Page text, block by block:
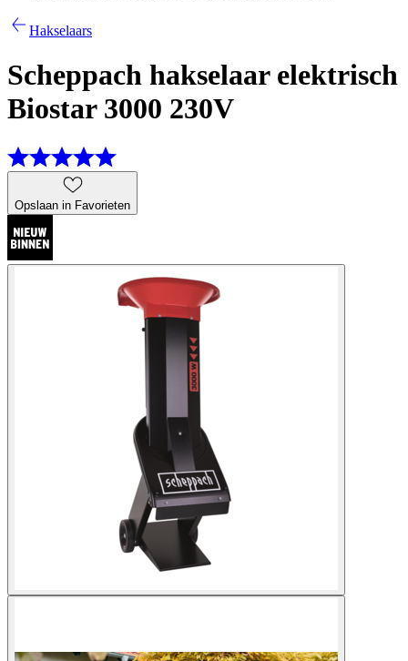
Hakselaars
Scheppach hakselaar elektrisch
Biostar 3000 230V
Opslaan in Favorieten